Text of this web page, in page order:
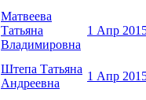
Матвеева
Татьяна
Владимировна
1 Апр
Штепа Татьяна
Андреевна
1 Апр